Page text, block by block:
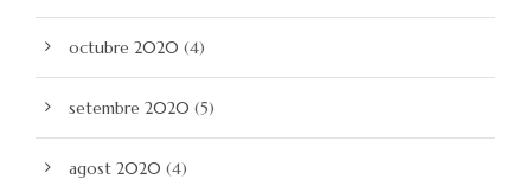
octubre 2020 (4)
setembre 2020 (5)
agost 2020 (4)